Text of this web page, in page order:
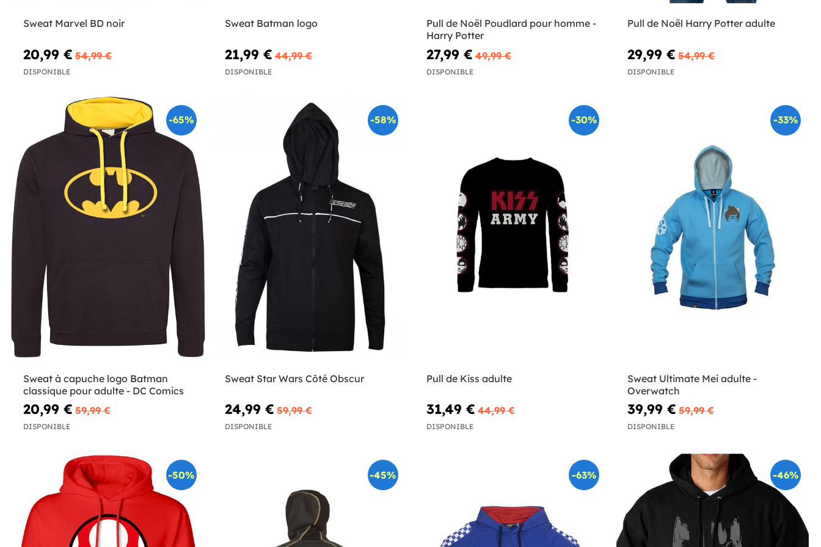
Sweat Marvel BD noir
20,99 € 54,99 €
DISPONIBLE
Sweat Batman logo
21,99 € 44,99 €
DISPONIBLE
Pull de Noël Poudlard pour homme -
Harry Potter
27,99 € 49,99 €
DISPONIBLE
Pull de Noël Harry Potter adulte
29,99 € 54,99 €
DISPONIBLE
-65%
Sweat à capuche logo Batman
classique pour adulte - DC Comics
20,99 € 59,99 €
DISPONIBLE
-58%
Sweat Star Wars Côté Obscur
24,99 € 59,99 €
DISPONIBLE
-30%
Pull de Kiss adulte
31,49 € 44,99 €
DISPONIBLE
-33%
Sweat Ultimate Mei adulte -
Overwatch
39,99 € 59,99 €
DISPONIBLE
-50% -45% -63% -46%